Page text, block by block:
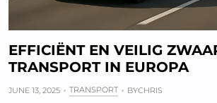
EFFICIËNT EN VEILIG
TRANSPORT IN EUROPA
JUNE 13, 2025 TRANSPORT BYCHRIS